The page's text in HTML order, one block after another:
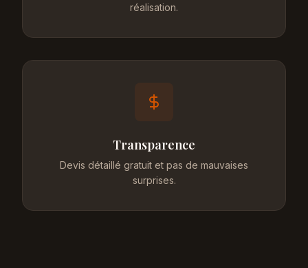
réalisation.
Transparence
Devis détaillé gratuit et pas de mauvaises
surprises.